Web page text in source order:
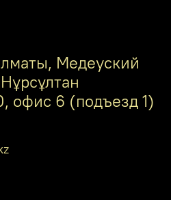
Медеуский
офис 6 (подъезд 1)